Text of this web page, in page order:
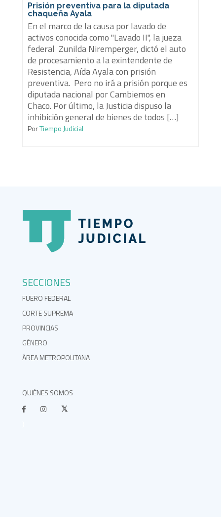
Prisión preventiva para la diputada
chaqueña Ayala
En el marco de la causa por lavado de
activos conocida como "Lavado II", la jueza
federal Zunilda Niremperger, dictó el auto
de procesamiento a la exintendente de
Resistencia, Aída Ayala con prisión
preventiva. Pero no irá a prisión porque es
diputada nacional por Cambiemos en
Chaco. Por último, la Justicia dispuso la
inhibición general de bienes de todos […]
PorTiempo Judicial
SECCIONES
FUERO FEDERAL
CORTE SUPREMA
PROVINCIAS
GÉNERO
ÁREA METROPOLITANA
QUIÉNES SOMOS